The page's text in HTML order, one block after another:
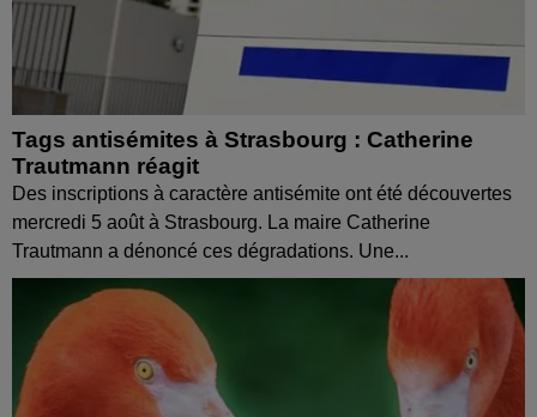
Tags antisémites à Strasbourg : Catherine
Trautmann réagit
Des inscriptions à caractère antisémite ont été découvertes
mercredi 5 août à Strasbourg. La maire Catherine
Trautmann a dénoncé ces dégradations. Une...